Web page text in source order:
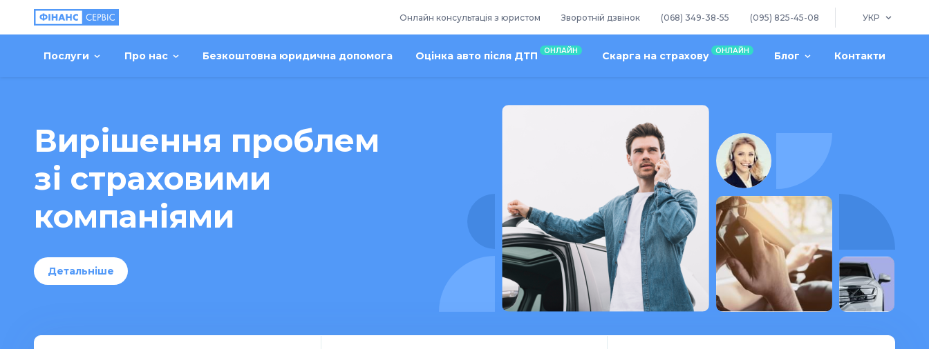
Онлайн консультація з юристом Зворотній дзвінок (068) 349-38-55 (095) 825-45-08 УКР
Послуги Про нас Безкоштовна юридична допомога Оцінка авто після ДТП ОНЛАЙН Скарга на страхову ОНЛАЙН Блог Контакти
Вирішення проблем
зі страховими
компаніями
Детальніше